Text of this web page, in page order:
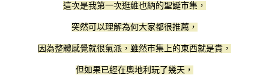
​這次是我第一次逛維也納的聖誕市集，
突然可以理解為何大家都很推薦，
因為整體感覺就很氣派，雖然市集上的東西就是貴，
但如果已經在奧地利玩了幾天，